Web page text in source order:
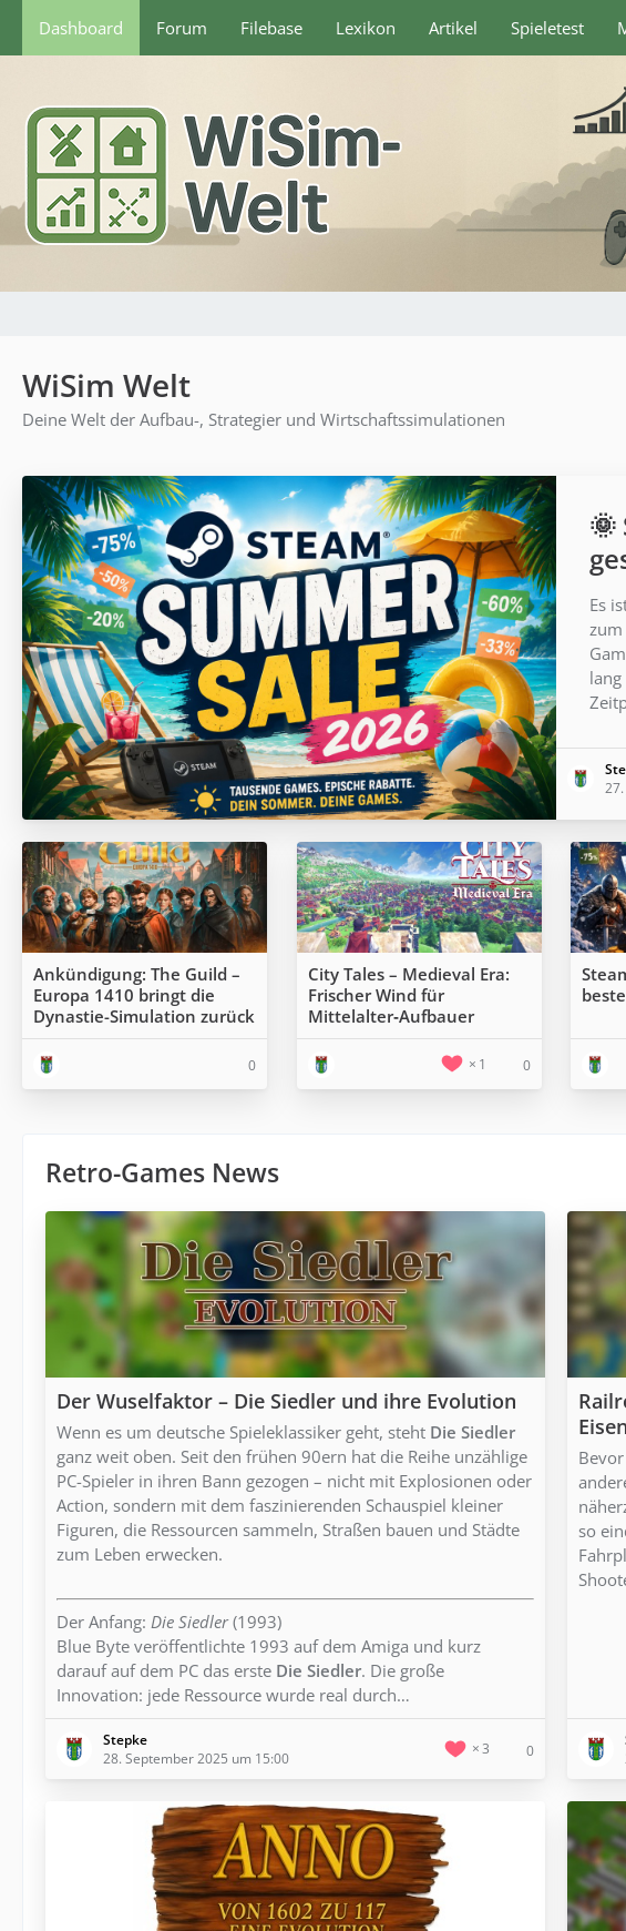
Dashboard Forum Filebase Lexikon Artikel Spieletest
WiSim Welt
Deine Welt der Aufbau-, Strategier und Wirtschaftssimulationen
🌞
Es
zum
Ankündigung: The Guild –
Europa 1410 bringt die
Dynastie-Simulation zurück
0
City Tales – Medieval Era:
Frischer Wind für
Mittelalter‑Aufbauer
1 0
Retro-Games News
Der Wuselfaktor – Die Siedler und ihre Evolution
Wenn es um deutsche Spieleklassiker geht, steht Die Siedler
ganz weit oben. Seit den frühen 90ern hat die Reihe unzählige
PC-Spieler in ihren Bann gezogen – nicht mit Explosionen oder
Action, sondern mit dem faszinierenden Schauspiel kleiner
Figuren, die Ressourcen sammeln, Straßen bauen und Städte
zum Leben erwecken.
Der Anfang: Die Siedler(1993)
Blue Byte veröffentlichte 1993 auf dem Amiga und kurz
darauf auf dem PC das erste Die Siedler. Die große
Innovation: jede Ressource wurde real durch…
Stepke
28. September 2025 um 15:00
3 0
so